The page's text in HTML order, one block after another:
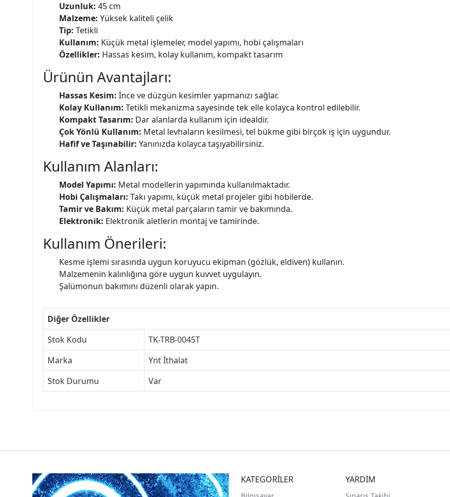
Uzunluk: 45 cm
Malzeme: Yüksek kaliteli çelik
Tip: Tetikli
Kullanım: Küçük metal işlemeler, model yapımı, hobi çalışmaları
Özellikler: Hassas kesim, kolay kullanım, kompakt tasarım
Ürünün Avantajları:
Hassas Kesim: İnce ve düzgün kesimler yapmanızı sağlar.
Kolay Kullanım: Tetikli mekanizma sayesinde tek elle kolayca kontrol edilebilir.
Kompakt Tasarım: Dar alanlarda kullanım için idealdir.
Çok Yönlü Kullanım: Metal levhaların kesilmesi, tel bükme gibi birçok iş için uygundur.
Hafif ve Taşınabilir: Yanınızda kolayca taşıyabilirsiniz.
Kullanım Alanları:
Model Yapımı: Metal modellerin yapımında kullanılmaktadır.
Hobi Çalışmaları: Takı yapımı, küçük metal projeler gibi hobilerde.
Tamir ve Bakım: Küçük metal parçaların tamir ve bakımında.
Elektronik: Elektronik aletlerin montaj ve tamirinde.
Kullanım Önerileri:
Kesme işlemi sırasında uygun koruyucu ekipman (gözlük, eldiven) kullanın.
Malzemenin kalınlığına göre uygun kuvvet uygulayın.
Şalümonun bakımını düzenli olarak yapın.
Diğer Özellikler
Stok Kodu
TK-TRB-0045T
Marka
Ynt İthalat
Stok Durumu
Var
KATEGORİLER YARDIM